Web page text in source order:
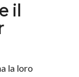
il
la loro